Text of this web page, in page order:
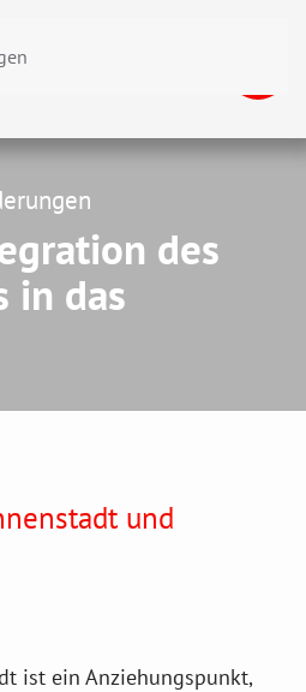
des
in das
und
ist ein Anziehungspunkt,